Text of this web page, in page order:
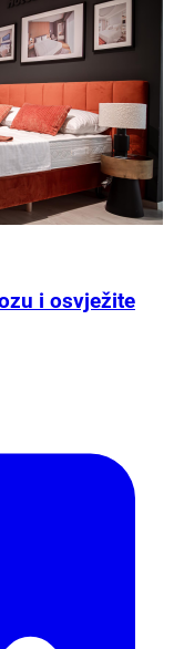
i osvježite